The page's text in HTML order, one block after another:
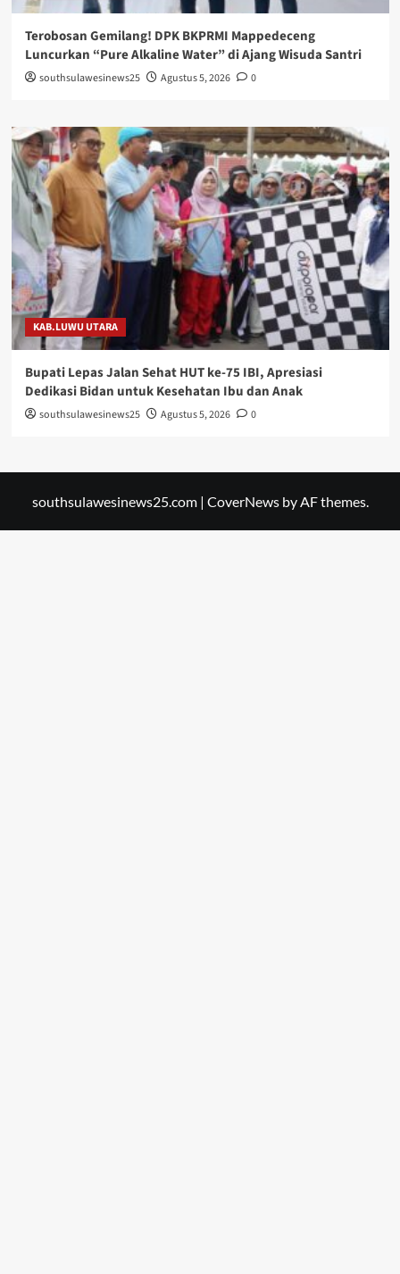
Terobosan Gemilang! DPK BKPRMI Mappedeceng
Luncurkan “Pure Alkaline Water” di Ajang Wisuda Santri
southsulawesinews25 Agustus 5, 2026 0
KAB.LUWU UTARA
Bupati Lepas Jalan Sehat HUT ke-75 IBI, Apresiasi
Dedikasi Bidan untuk Kesehatan Ibu dan Anak
southsulawesinews25 Agustus 5, 2026 0
southsulawesinews25.com | CoverNewsby AF themes.